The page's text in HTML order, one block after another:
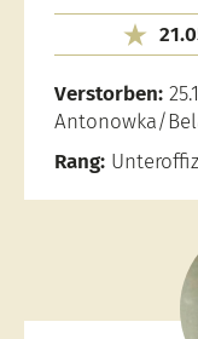
Verstorben:
Antonowka/
Rang: